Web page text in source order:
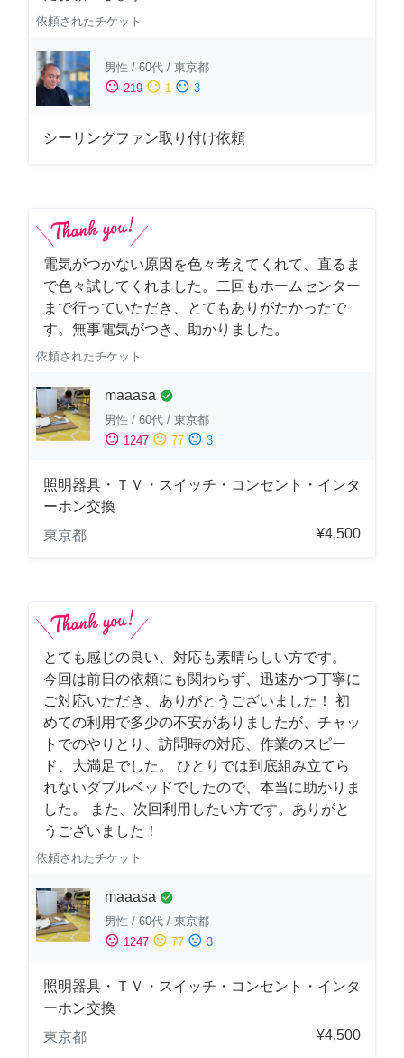
依頼されたチケット
男性 / 60代 / 東京都
sentiment_satisfied 219 sentiment_neutral 1 sentiment_dissatisfied 3
シーリングファン取り付け依頼
電気がつかない原因を色々考えてくれて、直るま
で色々試してくれました。二回もホームセンター
まで行っていただき、とてもありがたかったで
す。無事電気がつき、助かりました。
依頼されたチケット
maaasa check_circle
男性 / 60代 / 東京都
sentiment_satisfied 1247 sentiment_neutral 77 sentiment_dissatisfied 3
照明器具・ＴＶ・スイッチ・コンセント・インタ
ーホン交換
東京都
¥4,500
とても感じの良い、対応も素晴らしい方です。
今回は前日の依頼にも関わらず、迅速かつ丁寧に
ご対応いただき、ありがとうございました！ 初
めての利用で多少の不安がありましたが、チャッ
トでのやりとり、訪問時の対応、作業のスピー
ド、大満足でした。 ひとりでは到底組み立てら
れないダブルベッドでしたので、本当に助かりま
した。 また、次回利用したい方です。ありがと
うございました！
依頼されたチケット
maaasa check_circle
男性 / 60代 / 東京都
sentiment_satisfied 1247 sentiment_neutral 77 sentiment_dissatisfied 3
照明器具・ＴＶ・スイッチ・コンセント・インタ
ーホン交換
東京都
¥4,500